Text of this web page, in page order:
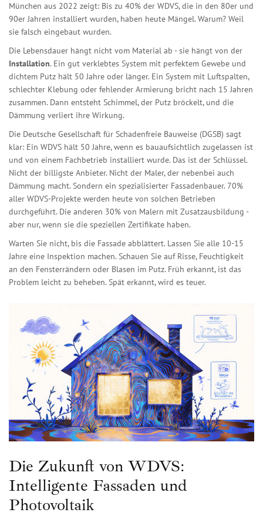
München aus 2022 zeigt: Bis zu 40% der WDVS, die in den 80er und
90er Jahren installiert wurden, haben heute Mängel. Warum? Weil
sie falsch eingebaut wurden.
Die Lebensdauer hängt nicht vom Material ab - sie hängt von der
Installation. Ein gut verklebtes System mit perfektem Gewebe und
dichtem Putz hält 50 Jahre oder länger. Ein System mit Luftspalten,
schlechter Klebung oder fehlender Armierung bricht nach 15 Jahren
zusammen. Dann entsteht Schimmel, der Putz bröckelt, und die
Dämmung verliert ihre Wirkung.
Die Deutsche Gesellschaft für Schadenfreie Bauweise (DGSB) sagt
klar: Ein WDVS hält 50 Jahre, wenn es bauaufsichtlich zugelassen ist
und von einem Fachbetrieb installiert wurde. Das ist der Schlüssel.
Nicht der billigste Anbieter. Nicht der Maler, der nebenbei auch
Dämmung macht. Sondern ein spezialisierter Fassadenbauer. 70%
aller WDVS-Projekte werden heute von solchen Betrieben
durchgeführt. Die anderen 30% von Malern mit Zusatzausbildung -
aber nur, wenn sie die speziellen Zertifikate haben.
Warten Sie nicht, bis die Fassade abblättert. Lassen Sie alle 10-15
Jahre eine Inspektion machen. Schauen Sie auf Risse, Feuchtigkeit
an den Fensterrändern oder Blasen im Putz. Früh erkannt, ist das
Problem leicht zu beheben. Spät erkannt, wird es teuer.
Die Zukunft von WDVS:
Intelligente Fassaden und
Photovoltaik